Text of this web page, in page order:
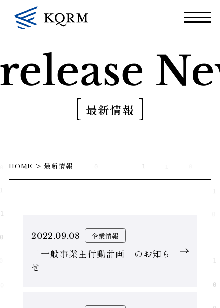
最新情報
HOME 最新情報
2022.09.08 企業情報
「一般事業主行動計画」のお知ら
せ